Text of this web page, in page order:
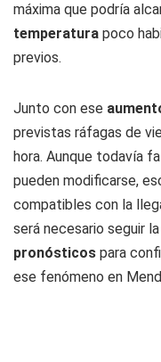
máxima que podría
temperatura poco
previos.
Junto con ese
previstas ráfagas de
hora. Aunque todavía
pueden modificarse,
compatibles con la
será necesario seguir
pronósticos para
ese fenómeno en